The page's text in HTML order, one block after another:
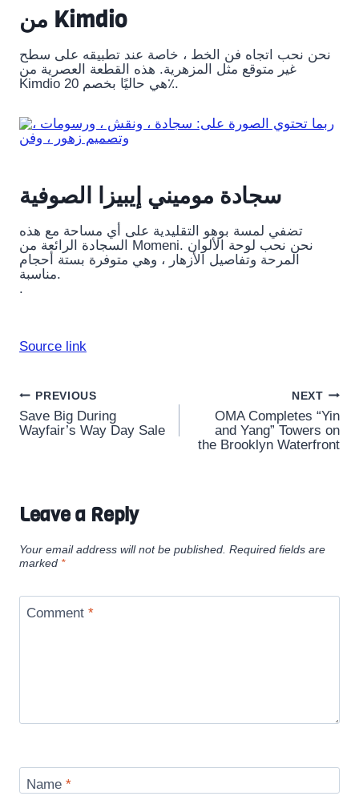
من Kimdio
نحن نحب اتجاه فن الخط ، خاصة عند تطبيقه على سطح
غير متوقع مثل المزهرية. هذه القطعة العصرية من
Kimdio هي حاليًا بخصم 20٪.
سجادة موميني إيبيزا الصوفية
تضفي لمسة بوهو التقليدية على أي مساحة مع هذه
السجادة الرائعة من Momeni. نحن نحب لوحة الألوان
المرحة وتفاصيل الأزهار ، وهي متوفرة بستة أحجام
مناسبة.
.
Source link
Post
navigation
PREVIOUS
Save Big During
Wayfair’s Way Day Sale
NEXT
OMA Completes “Yin
and Yang” Towers on
the Brooklyn Waterfront
Leave a Reply
Your email address will not be published. Required fields are
marked *
Comment *
Name *